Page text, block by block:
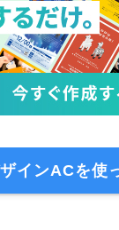
インACを使